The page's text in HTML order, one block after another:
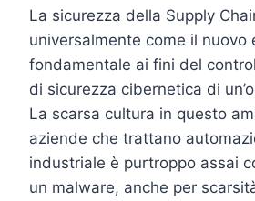
La sicurezza della Supply
universalmente come il nuovo
fondamentale ai fini del
di sicurezza cibernetica di
La scarsa cultura in questo
aziende che trattano
industriale è purtroppo assai
un malware, anche per